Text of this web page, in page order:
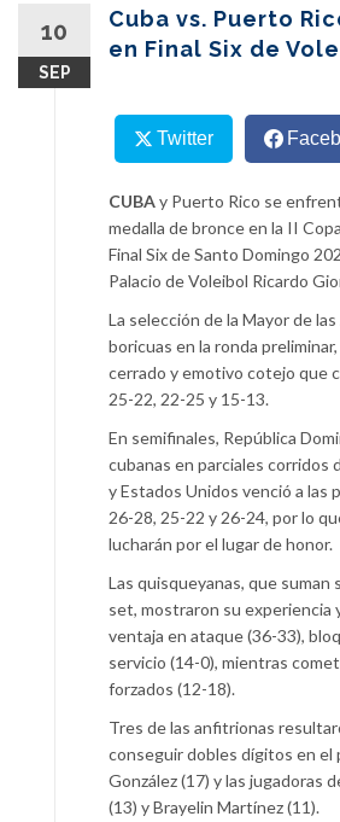
10
SEP
Cuba vs. Puerto
en Final Six de
Twitter
CUBAy Puerto Rico se
medalla de bronce en la II
Final Six de Santo Domingo
Palacio de Voleibol Ricardo
La selección de la Mayor de
boricuas en la ronda
cerrado y emotivo cotejo que
25-22, 22-25 y 15-13.
En semifinales, República
cubanas en parciales corridos
y Estados Unidos venció a las
26-28, 25-22 y 26-24, por lo
lucharán por el lugar de honor.
Las quisqueyanas, que
set, mostraron su experiencia
ventaja en ataque (36-33),
servicio (14-0), mientras
forzados (12-18).
Tres de las anfitrionas
conseguir dobles dígitos en el
González (17) y las jugadoras
(13) y Brayelin Martínez (11).